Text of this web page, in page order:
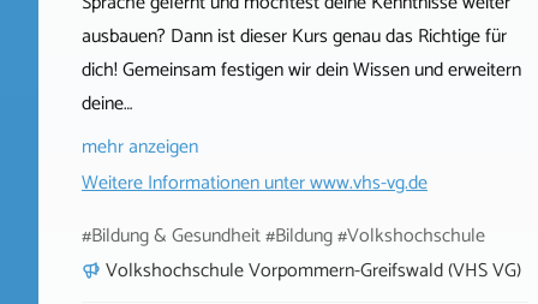
ausbauen? Dann ist dieser Kurs genau das Richtige für
dich! Gemeinsam festigen wir dein Wissen und erweitern
deine…
mehr anzeigen
Weitere Informationen unterwww.vhs-vg.de
#Bildung & Gesundheit #Bildung #Volkshochschule
Volkshochschule Vorpommern-Greifswald (VHS VG)